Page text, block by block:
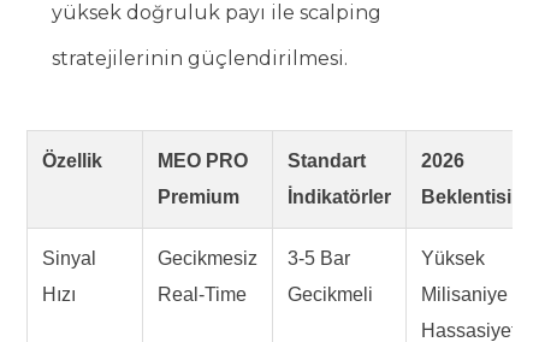
yüksek doğruluk payı ile scalping
stratejilerinin güçlendirilmesi.
Özellik
MEO PRO
Premium
Standart
İndikatörler
2026
Beklentisi
Sinyal
Hızı
Gecikmesiz
Real-Time
3-5 Bar
Gecikmeli
Yüksek
Milisaniye
Hassasiyeti